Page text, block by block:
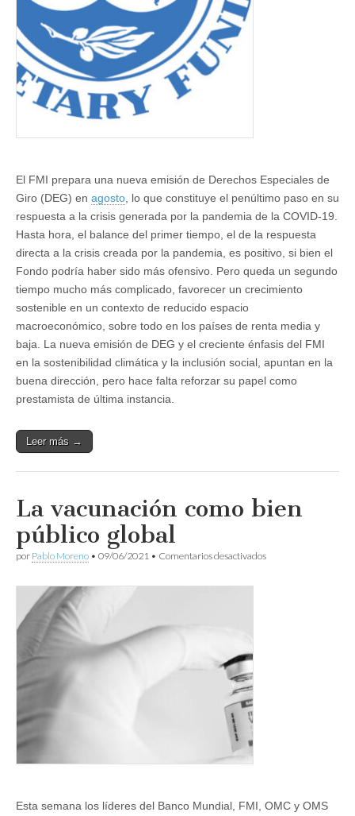
El FMI prepara una nueva emisión de Derechos Especiales de
Giro (DEG) en agosto , lo que constituye el penúltimo paso en su
respuesta a la crisis generada por la pandemia de la COVID-19.
Hasta hora, el balance del primer tiempo, el de la respuesta
directa a la crisis creada por la pandemia, es positivo, si bien el
Fondo podría haber sido más ofensivo. Pero queda un segundo
tiempo mucho más complicado, favorecer un crecimiento
sostenible en un contexto de reducido espacio
macroeconómico, sobre todo en los países de renta media y
baja. La nueva emisión de DEG y el creciente énfasis del FMI
en la sostenibilidad climática y la inclusión social, apuntan en la
buena dirección, pero hace falta reforzar su papel como
prestamista de última instancia.
Leer más →
La vacunación como bien
público global
por Pablo Moreno • 09/06/2021 • Comentarios desactivadosen
Esta semana los líderes del Banco Mundial, FMI, OMC y OMS